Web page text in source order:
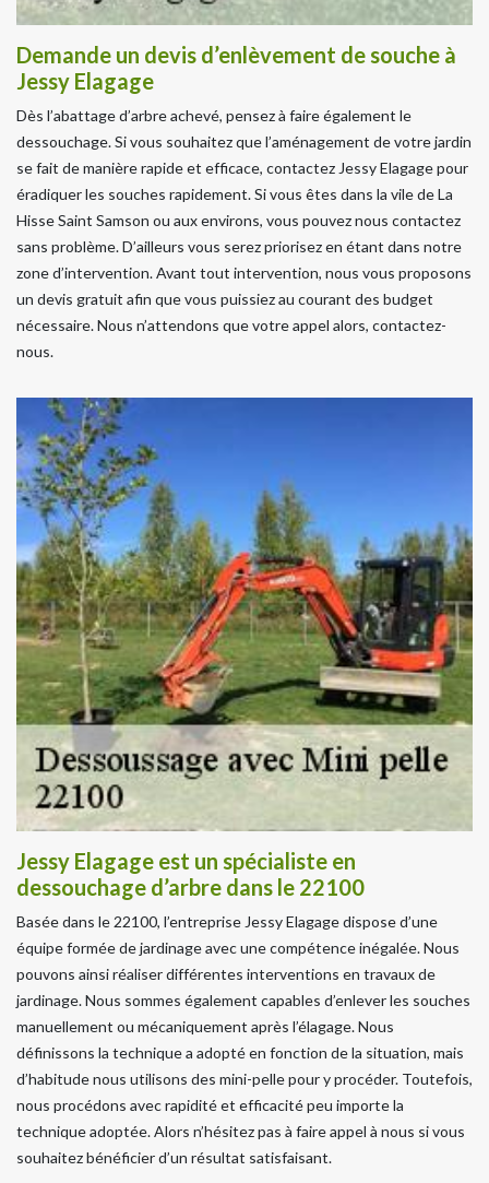
Demande un devis d’enlèvement de souche à
Jessy Elagage
Dès l’abattage d’arbre achevé, pensez à faire également le
dessouchage. Si vous souhaitez que l’aménagement de votre jardin
se fait de manière rapide et efficace, contactez Jessy Elagage pour
éradiquer les souches rapidement. Si vous êtes dans la vile de La
Hisse Saint Samson ou aux environs, vous pouvez nous contactez
sans problème. D’ailleurs vous serez priorisez en étant dans notre
zone d’intervention. Avant tout intervention, nous vous proposons
un devis gratuit afin que vous puissiez au courant des budget
nécessaire. Nous n’attendons que votre appel alors, contactez-
nous.
Jessy Elagage est un spécialiste en
dessouchage d’arbre dans le 22100
Basée dans le 22100, l’entreprise Jessy Elagage dispose d’une
équipe formée de jardinage avec une compétence inégalée. Nous
pouvons ainsi réaliser différentes interventions en travaux de
jardinage. Nous sommes également capables d’enlever les souches
manuellement ou mécaniquement après l’élagage. Nous
définissons la technique a adopté en fonction de la situation, mais
d’habitude nous utilisons des mini-pelle pour y procéder. Toutefois,
nous procédons avec rapidité et efficacité peu importe la
technique adoptée. Alors n’hésitez pas à faire appel à nous si vous
souhaitez bénéficier d’un résultat satisfaisant.